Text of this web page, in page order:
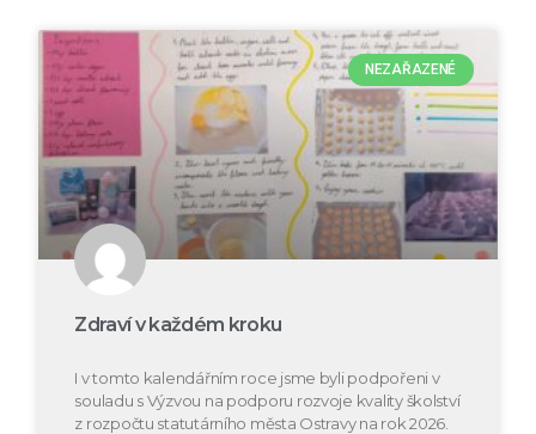
NEZAŘAZENÉ
Zdraví v každém kroku
I v tomto kalendářním roce jsme byli podpořeni v
souladu s Výzvou na podporu rozvoje kvality školství
z rozpočtu statutárního města Ostravy na rok 2026.